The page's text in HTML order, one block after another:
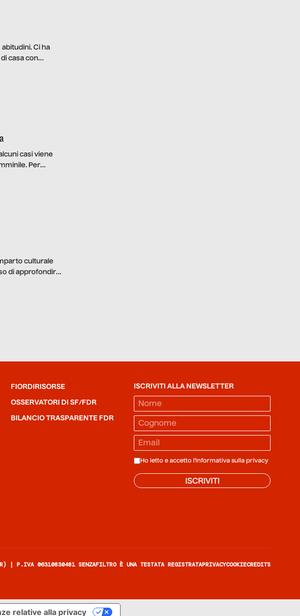
Ci ha
casa con
forze dell’ordine.
casi viene
Per
di Barbara Belotti,
Femminile,
culturale
di approfondire il
Montemagni,
con Fabio
FIORDIRISORSE
OSSERVATORI DI SF/FDR
BILANCIO TRASPARENTE FDR
ISCRIVITI ALLA NEWSLETTER
Ho letto e accetto l'informativa sulla privacy
ISCRIVITI
| P.IVA 06310830481 SENZAFILTRO È UNA TESTATA REGISTRATAPRIVACYCOOKIECREDITS
relative alla privacy